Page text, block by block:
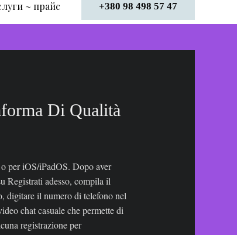
~ прайс +380 98 498 57 47
Di Qualità
per iOS/iPadOS. Dopo aver
Registrati adesso, compila il
digitare il numero di telefono nel
chat casuale che permette di
registrazione per